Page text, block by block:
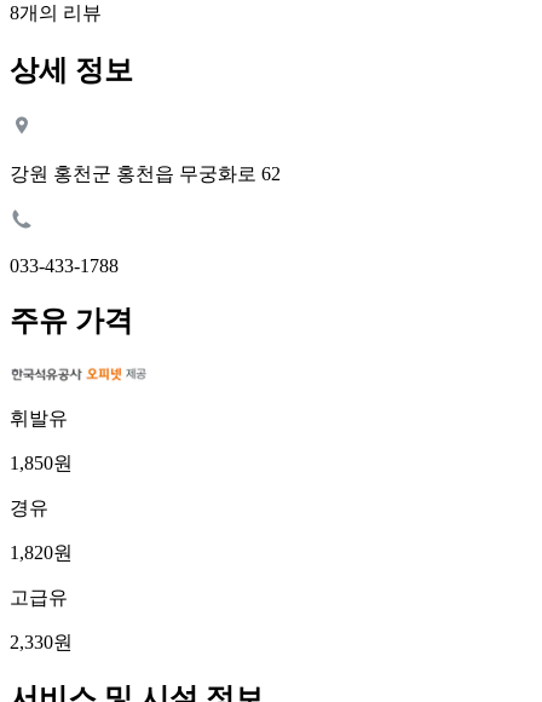
8개의 리뷰
상세 정보
강원 홍천군 홍천읍 무궁화로 62
033-433-1788
주유 가격
휘발유
1,850원
경유
1,820원
고급유
2,330원